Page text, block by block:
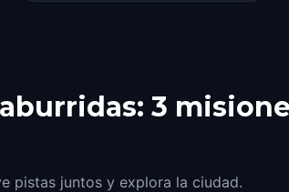
3
pistas juntos y explora la ciudad.